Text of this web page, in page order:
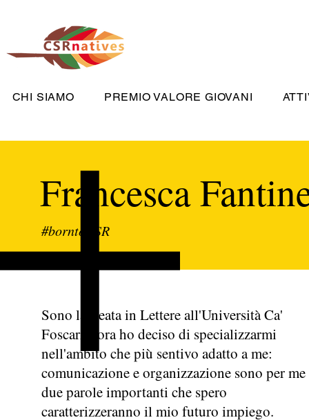
CHI SIAMO PREMIO VALORE GIOVANI
Francesca
#borntoCSR
Sono laureata in Lettere all'Università Ca'
Foscari e ora ho deciso di specializzarmi
nell'ambito che più sentivo adatto a me:
comunicazione e organizzazione sono per me
due parole importanti che spero
caratterizzeranno il mio futuro impiego.